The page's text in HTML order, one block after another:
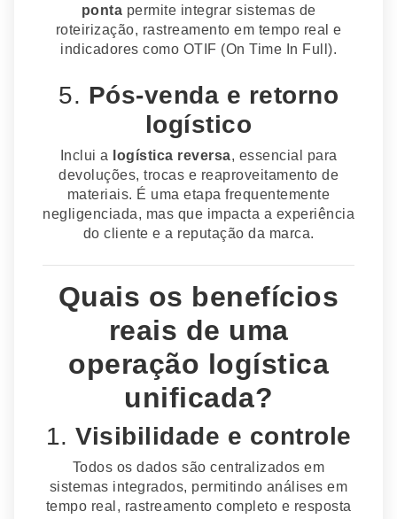
ponta permite integrar sistemas de
roteirização, rastreamento em tempo real e
indicadores como OTIF (On Time In Full).
5. Pós-venda e retorno
logístico
Inclui a logística reversa, essencial para
devoluções, trocas e reaproveitamento de
materiais. É uma etapa frequentemente
negligenciada, mas que impacta a experiência
do cliente e a reputação da marca.
Quais os benefícios
reais de uma
operação logística
unificada?
1. Visibilidade e controle
Todos os dados são centralizados em
sistemas integrados, permitindo análises em
tempo real, rastreamento completo e resposta